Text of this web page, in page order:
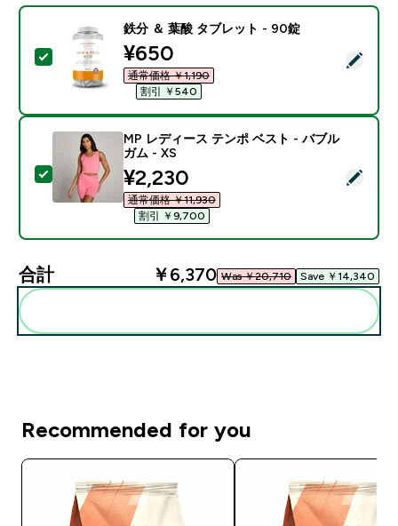
この商品を選択 - 鉄分 ＆ 葉酸 タブレット - 90錠
鉄分 ＆ 葉酸 タブレット - 90錠
discounted price
¥650‎
通常価格 ￥1,190‎
割引 ￥540‎
この商品を選択 - MP レディース テンポ ベスト - バ
MP レディース テンポ ベスト - バブル
ガム - XS
discounted price
¥2,230‎
通常価格 ￥11,930‎
割引 ￥9,700‎
合計 ￥6,370‎ Was ￥20,710‎ Save ￥14,340‎
Recommended for you